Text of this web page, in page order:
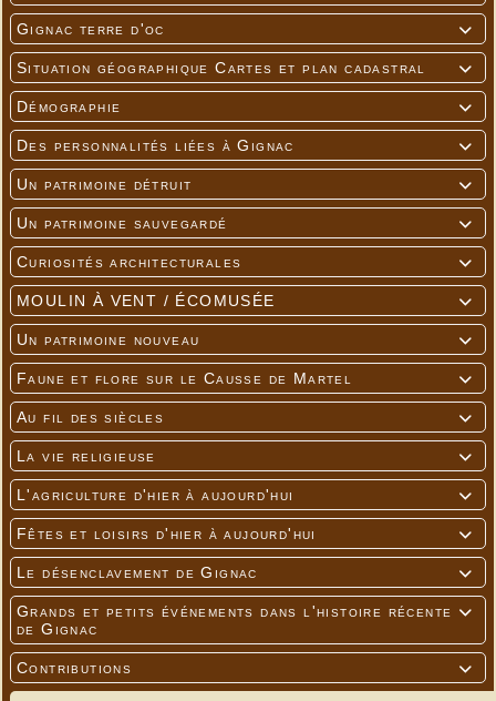

Gignac terre d'oc

Situation géographique Cartes et plan cadastral

Démographie

Des personnalités liées à Gignac

Un patrimoine détruit

Un patrimoine sauvegardé

Curiosités architecturales

MOULIN À VENT / ÉCOMUSÉE

Un patrimoine nouveau

Faune et flore sur le Causse de Martel

Au fil des siècles

La vie religieuse

L'agriculture d'hier à aujourd'hui

Fêtes et loisirs d'hier à aujourd'hui

Le désenclavement de Gignac

Grands et petits événements dans l'histoire récente
de Gignac

Contributions